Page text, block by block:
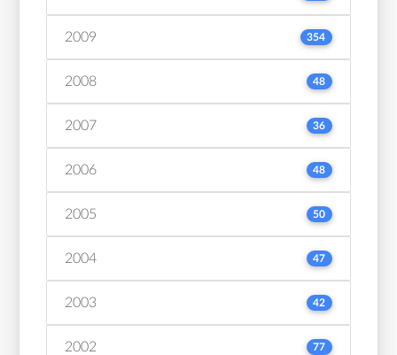
2009 354
2008 48
2007 36
2006 48
2005 50
2004 47
2003 42
2002 77